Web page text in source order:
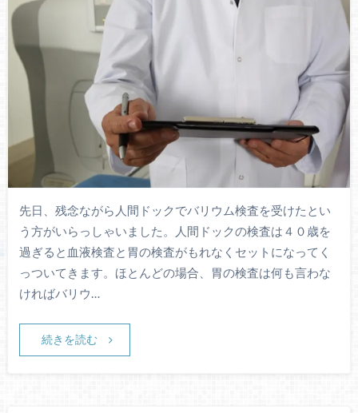
先日、残念ながら人間ドックでバリウム検査を受けたとい
う方がいらっしゃいました。人間ドックの検査は４０歳を
過ぎると血液検査と胃の検査がもれなくセットになってく
っついてきます。ほとんどの場合、胃の検査は何も言わな
ければバリウ…
続きを読む